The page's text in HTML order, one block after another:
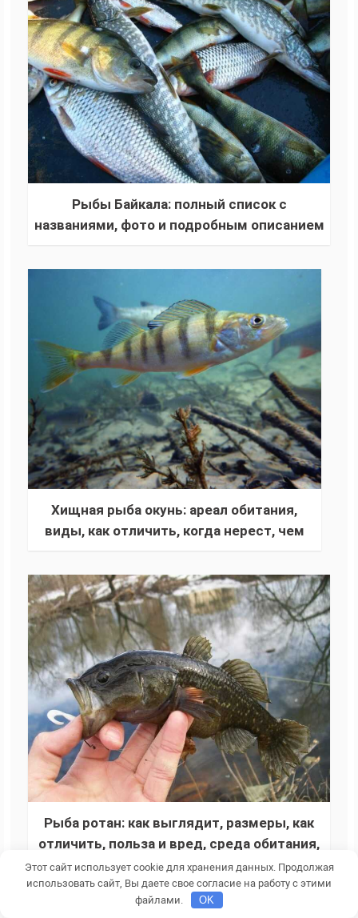
Рыбы Байкала: полный список с
названиями, фото и подробным описанием
Хищная рыба окунь: ареал обитания,
виды, как отличить, когда нерест, чем
Рыба ротан: как выглядит, размеры, как
отличить, польза и вред, среда обитания,
интересные факты
Этот сайт использует cookie для хранения данных. Продолжая
использовать сайт, Вы даете свое согласие на работу с этими
файлами.
OK